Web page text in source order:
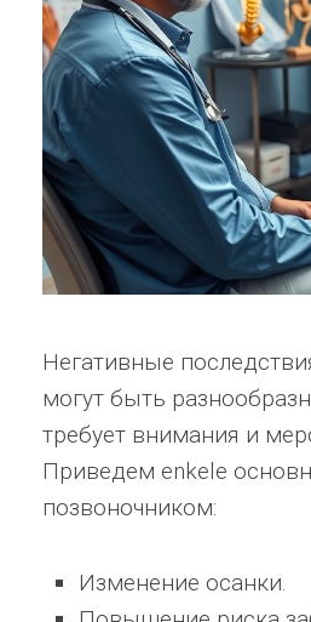
Негативные
могут быть
требует внимания и
Приведем enkele
позвоночником:
Изменение осанки.